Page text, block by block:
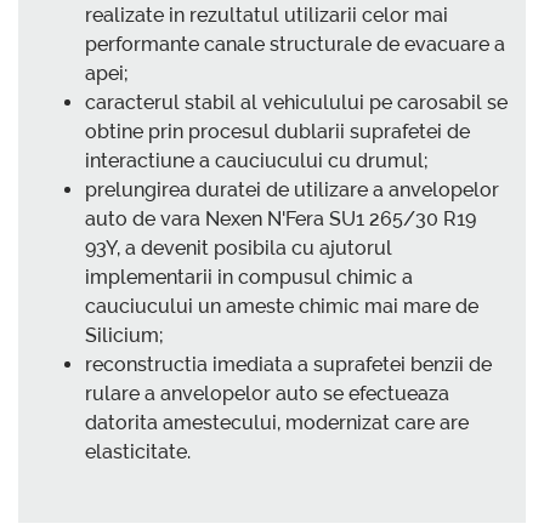
realizate in rezultatul utilizarii celor mai
performante canale structurale de evacuare a
apei;
caracterul stabil al vehiculului pe carosabil se
obtine prin procesul dublarii suprafetei de
interactiune a cauciucului cu drumul;
prelungirea duratei de utilizare a anvelopelor
auto de vara Nexen N'Fera SU1 265/30 R19
93Y, a devenit posibila cu ajutorul
implementarii in compusul chimic a
cauciucului un ameste chimic mai mare de
Silicium;
reconstructia imediata a suprafetei benzii de
rulare a anvelopelor auto se efectueaza
datorita amestecului, modernizat care are
elasticitate.